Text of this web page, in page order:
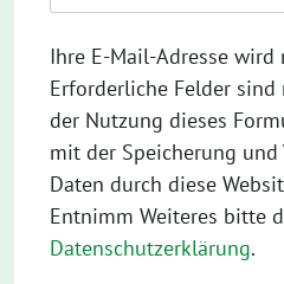
Ihre E-Mail-Adresse
Erforderliche Felder
der Nutzung dieses
mit der Speicherung
Daten durch diese
Entnimm Weiteres bitte
Datenschutzerklärung.